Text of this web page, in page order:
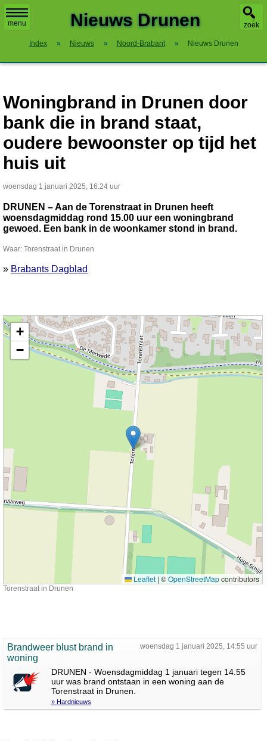
menu zoek
Nieuws Drunen
Index » Nieuws » Noord-Brabant » Nieuws Drunen
Woningbrand in Drunen door
bank die in brand staat,
oudere bewoonster op tijd het
huis uit
woensdag 1 januari 2025, 16:24 uur
DRUNEN – Aan de Torenstraat in Drunen heeft
woensdagmiddag rond 15.00 uur een woningbrand
gewoed. Een bank in de woonkamer stond in brand.
Waar: Torenstraat in Drunen
» Brabants Dagblad
Kaart nieuws Drunen. Locatie nieuws: 51.67508 / 5.12993 Torenstraat
+
−
Leaflet | ©OpenStreetMapcontributors
Torenstraat in Drunen
woensdag 1 januari 2025, 14:55 uur
Brandweer blust brand in
woning
DRUNEN - Woensdagmiddag 1 januari tegen 14.55
uur was brand ontstaan in een woning aan de
Torenstraat in Drunen.
» Hardnieuws